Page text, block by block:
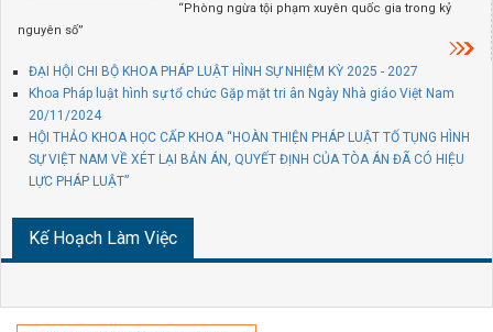
“Phòng ngừa tội phạm xuyên quốc gia trong kỷ
nguyên số”
ĐẠI HỘI CHI BỘ KHOA PHÁP LUẬT HÌNH SỰ NHIỆM KỲ 2025 - 2027
Khoa Pháp luật hình sự tổ chức Gặp mặt tri ân Ngày Nhà giáo Việt Nam
20/11/2024
HỘI THẢO KHOA HỌC CẤP KHOA “HOÀN THIỆN PHÁP LUẬT TỐ TỤNG HÌNH
SỰ VIỆT NAM VỀ XÉT LẠI BẢN ÁN, QUYẾT ĐỊNH CỦA TÒA ÁN ĐÃ CÓ HIỆU
LỰC PHÁP LUẬT”
Kế Hoạch Làm Việc